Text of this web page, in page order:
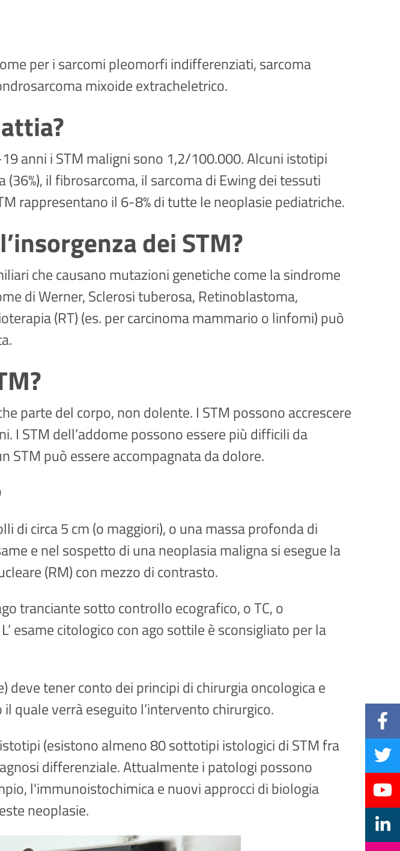
per i sarcomi pleomorfi indifferenziati, sarcoma
mixoide extracheletrico.
anni i STM maligni sono 1,2/100.000. Alcuni istotipi
il fibrosarcoma, il sarcoma di Ewing dei tessuti
rappresentano il 6-8% di tutte le neoplasie pediatriche.
dei STM?
che causano mutazioni genetiche come la sindrome
di Werner, Sclerosi tuberosa, Retinoblastoma,
(RT) (es. per carcinoma mammario o linfomi) può
parte del corpo, non dolente. I STM possono accrescere
I STM dell’addome possono essere più difficili da
STM può essere accompagnata da dolore.
di circa 5 cm (o maggiori), o una massa profonda di
e nel sospetto di una neoplasia maligna si esegue la
(RM) con mezzo di contrasto.
tranciante sotto controllo ecografico, o TC, o
esame citologico con ago sottile è sconsigliato per la
deve tener conto dei principi di chirurgia oncologica e
quale verrà eseguito l’intervento chirurgico.
(esistono almeno 80 sottotipi istologici di STM fra
differenziale. Attualmente i patologi possono
l'immunoistochimica e nuovi approcci di biologia
neoplasie.